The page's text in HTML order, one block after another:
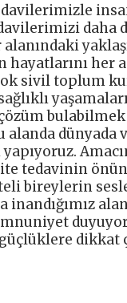
daha
her
sivil toplum
dünyada
tedavinin
bireylerin
dikkat